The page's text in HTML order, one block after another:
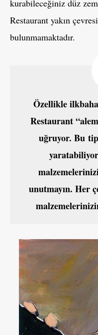
kurabileceğiniz düz
Restaurant yakın
bulunmamaktadır.
Özellikle
Restaurant
uğruyor. Bu tip
unutmayın. Her